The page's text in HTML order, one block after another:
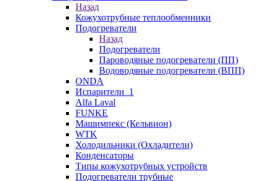
Назад
Кожухотрубные теплообменники
Подогреватели
Назад
Подогреватели
Пароводяные подогреватели (ПП)
Водоводяные подогреватели (ВПП)
ONDA
Испарители_1
Alfa Laval
FUNKE
Машимпекс (Кельвион)
WTK
Холодильники (Охладители)
Конденсаторы
Типы кожухотрубных устройств
Подогреватели трубные